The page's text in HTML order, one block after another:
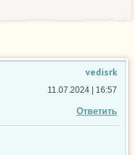
vedisrk
Ответить
11.07.2024 | 16:57